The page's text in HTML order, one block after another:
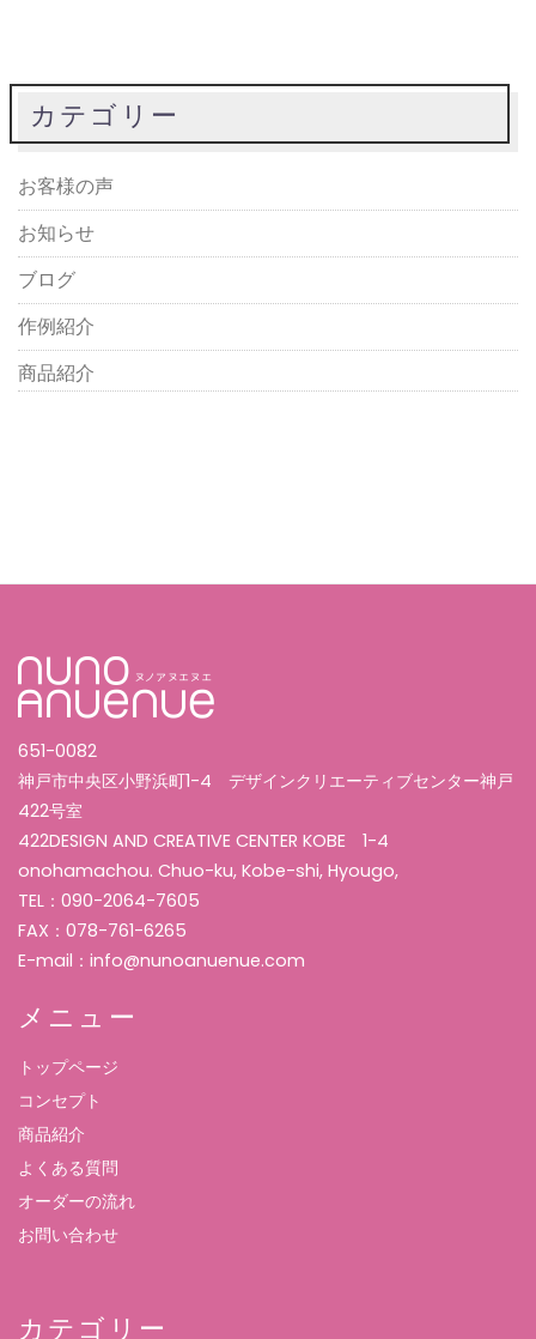
カテゴリー
お客様の声
お知らせ
ブログ
作例紹介
商品紹介
651-0082
神戸市中央区小野浜町1-4 デザインクリエーティブセンター神戸
422号室
422DESIGN AND CREATIVE CENTER KOBE 1-4
onohamachou. Chuo-ku, Kobe-shi, Hyougo,
TEL：090-2064-7605
FAX：078-761-6265
E-mail：info@nunoanuenue.com
メニュー
トップページ
コンセプト
商品紹介
よくある質問
オーダーの流れ
お問い合わせ
カテゴリー